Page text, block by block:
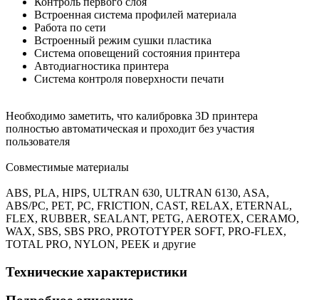
Встроенная система профилей материала
Работа по сети
Встроенный режим сушки пластика
Система оповещений состояния принтера
Автодиагностика принтера
Система контроля поверхности печати
Необходимо заметить, что калибровка 3D принтера
полностью автоматическая и проходит без участия
пользователя
Совместимые материалы
ABS, PLA, HIPS, ULTRAN 630, ULTRAN 6130, ASA,
ABS/PC, PET, PC, FRICTION, CAST, RELAX, ETERNAL,
FLEX, RUBBER, SEALANT, PETG, AEROTEX, CERAMO,
WAX, SBS, SBS PRO, PROTOTYPER SOFT, PRO-FLEX,
TOTAL PRO, NYLON, PEEK и другие
Технические характеристики